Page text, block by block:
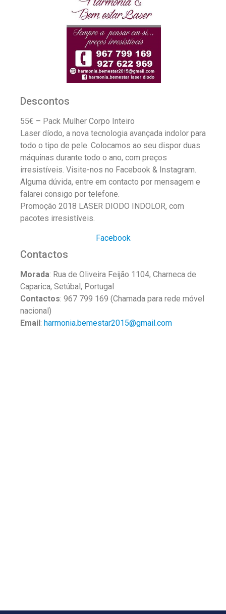
Descontos
55€ – Pack Mulher Corpo Inteiro
Laser díodo, a nova tecnologia avançada indolor para
todo o tipo de pele. Colocamos ao seu dispor duas
máquinas durante todo o ano, com preços
irresistíveis. Visite-nos no Facebook & Instagram.
Alguma dúvida, entre em contacto por mensagem e
falarei consigo por telefone.
Promoção 2018 LASER DIODO INDOLOR, com
pacotes irresistíveis.
Facebook
Contactos
Morada: Rua de Oliveira Feijão 1104, Charneca de
Caparica, Setúbal, Portugal
Contactos: 967 799 169 (Chamada para rede móvel
nacional)
Email: harmonia.bemestar2015@gmail.com